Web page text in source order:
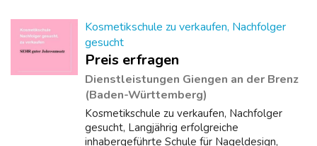
Kosmetikschule zu verkaufen, Nachfolger
gesucht
Preis erfragen
Dienstleistungen Giengen an der Brenz
(Baden-Württemberg)
Kosmetikschule zu verkaufen, Nachfolger
gesucht, Langjährig erfolgreiche
inhabergeführte Schule für Nageldesign,